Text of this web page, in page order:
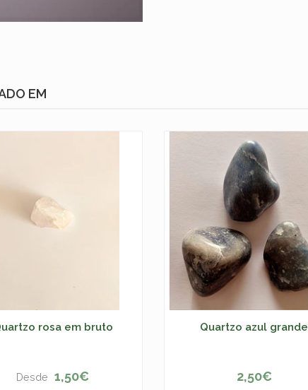
EM
rosa em bruto
VER OPÇÕES
Desde 1,50€
Quartzo azul grande
+
2,50€